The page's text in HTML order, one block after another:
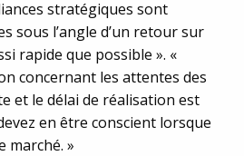
stratégiques sont
sous l’angle d’un retour sur
rapide que possible ». «
concernant les attentes des
et le délai de réalisation est
en être conscient lorsque
marché. »